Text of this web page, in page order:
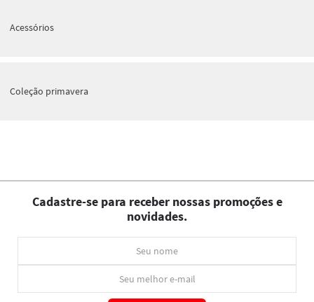
Acessórios
Coleção primavera
Cadastre-se para receber nossas promoções e
novidades.